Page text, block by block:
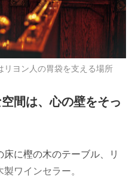
リヨン人の胃袋を支える場所
間は、心の壁をそっ
に樫の木のテーブル、リ
ワインセラー。